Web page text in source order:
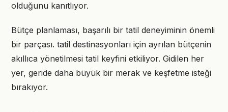
olduğunu kanıtlıyor.
Bütçe planlaması, başarılı bir tatil deneyiminin önemli
bir parçası. tatil destinasyonları için ayrılan bütçenin
akıllıca yönetilmesi tatil keyfini etkiliyor. Gidilen her
yer, geride daha büyük bir merak ve keşfetme isteği
bırakıyor.